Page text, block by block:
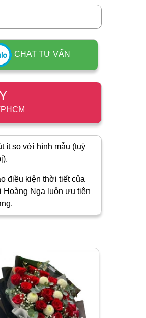
CHAT TƯ VẤN
ít so với hình mẫu (tuỳ
điều kiện thời tiết của
Nga luôn ưu tiên